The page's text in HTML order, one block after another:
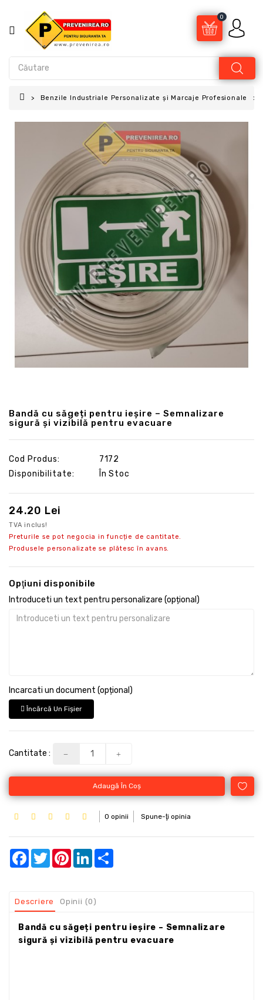
0
Benzile Industriale Personalizate și Marcaje Profesionale
Bandă cu săgeți pentru ieșire – Semnalizare
sigură și vizibilă pentru evacuare
Cod Produs:
7172
Disponibilitate:
În Stoc
24.20 Lei
TVA inclus!
Preturile se pot negocia in funcție de cantitate.
Produsele personalizate se plătesc în avans.
Opţiuni disponibile
Introduceti un text pentru personalizare (opțional)
Incarcati un document (opțional)
Încărcă Un Fişier
Cantitate :
Adaugă În Coş
0 opinii Spune-ţi opinia
Facebook
TwitterPinterestLinkedIn
Descriere Opinii (0)
Bandă cu săgeți pentru ieșire – Semnalizare
sigură și vizibilă pentru evacuare